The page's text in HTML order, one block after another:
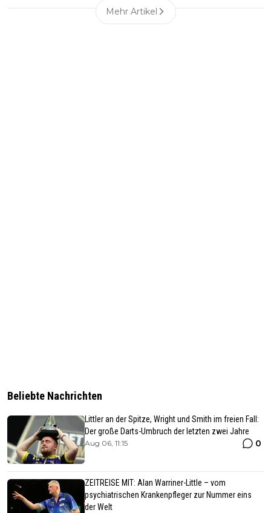
Mehr Artikel
Beliebte Nachrichten
Littler an der Spitze, Wright und Smith im freien Fall:
Der große Darts-Umbruch der letzten zwei Jahre
Aug 06, 11:15 0
ZEITREISE MIT: Alan Warriner-Little – vom
psychiatrischen Krankenpfleger zur Nummer eins
der Welt